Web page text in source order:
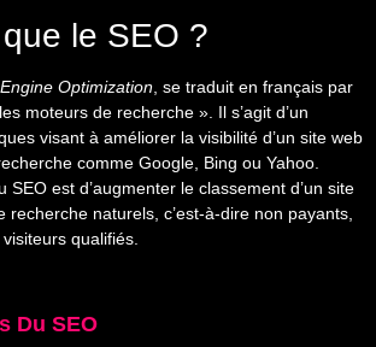
que le SEO ?
Optimization, se traduit en français par
moteurs de recherche ». Il s’agit d’un
visant à améliorer la visibilité d’un site web
comme Google, Bing ou Yahoo.
SEO est d’augmenter le classement d’un site
recherche naturels, c’est-à-dire non payants,
qualifiés.
Du SEO